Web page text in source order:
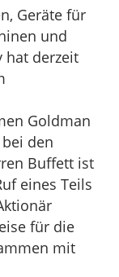
Geräte für
und
hat derzeit
Goldman
den
Buffett ist
eines Teils
für die
mit